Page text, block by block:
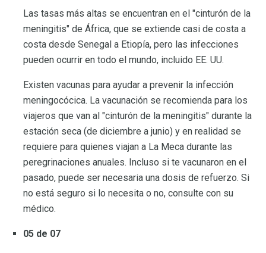
Las tasas más altas se encuentran en el "cinturón de la
meningitis" de África, que se extiende casi de costa a
costa desde Senegal a Etiopía, pero las infecciones
pueden ocurrir en todo el mundo, incluido EE. UU.
Existen vacunas para ayudar a prevenir la infección
meningocócica. La vacunación se recomienda para los
viajeros que van al "cinturón de la meningitis" durante la
estación seca (de diciembre a junio) y en realidad se
requiere para quienes viajan a La Meca durante las
peregrinaciones anuales. Incluso si te vacunaron en el
pasado, puede ser necesaria una dosis de refuerzo. Si
no está seguro si lo necesita o no, consulte con su
médico.
05 de 07